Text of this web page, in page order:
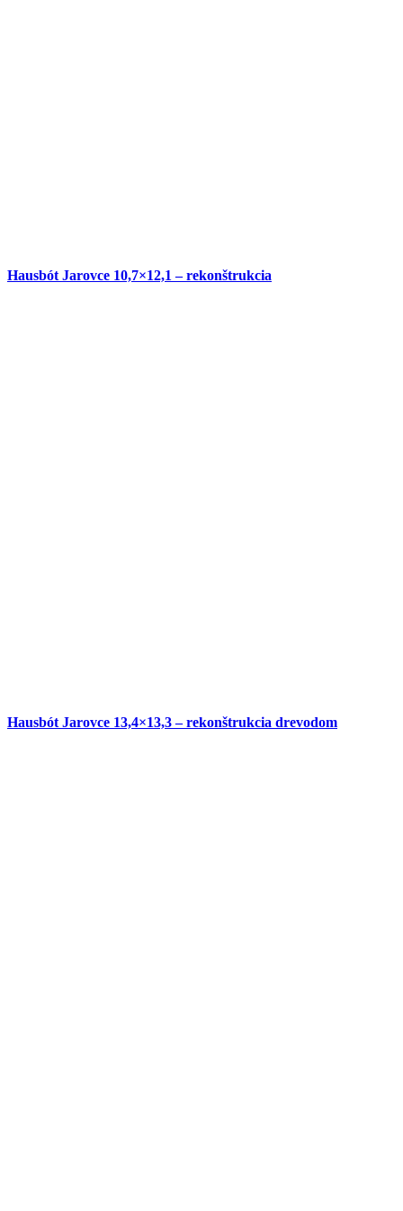
Hausbót Jarovce 10,7×12,1 – rekonštrukcia
Hausbót Jarovce 13,4×13,3 – rekonštrukcia drevodom